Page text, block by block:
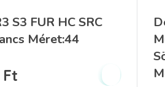
S3 FUR HC SRC
Méret:44
Ft